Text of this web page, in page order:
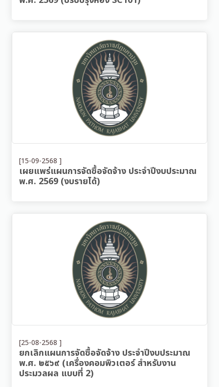
[15-09-2568 ]
เผยแพร่แผนการจัดซื้อจัดจ้าง ประจำปีงบประมาณ
พ.ศ. 2569 (งบรายได้)
[25-08-2568 ]
ยกเลิกแผนการจัดซื้อจัดจ้าง ประจำปีงบประมาณ
พ.ศ. ๒๕๖๙ (เครื่องคอมพิวเตอร์ สำหรับงาน
ประมวลผล แบบที่ 2)